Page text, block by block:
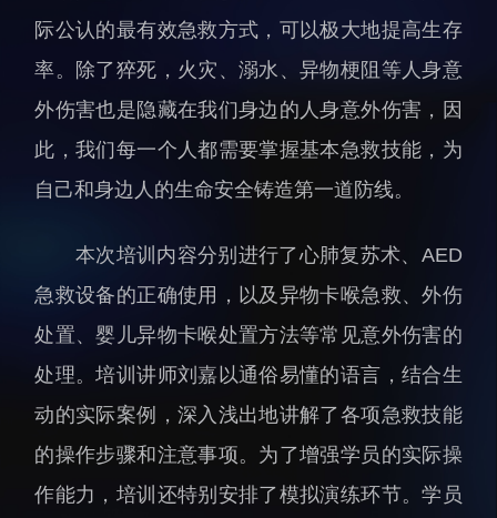
人才概况
人才介绍
人才招聘
人才动态
博士后
综合处
科研管理处
创新融合处
人力资源处
财务资产处
教育处
党群工作处
监督审计处
支撑平台处
产业发展中心
际公认的最有效急救方式，可以极大地提高生存
率。除了猝死，火灾、溺水、异物梗阻等人身意
外伤害也是隐藏在我们身边的人身意外伤害，因
此，我们每一个人都需要掌握基本急救技能，为
自己和身边人的生命安全铸造第一道防线。
本次培训内容分别进行了心肺复苏术、AED
急救设备的正确使用，以及异物卡喉急救、外伤
处置、婴儿异物卡喉处置方法等常见意外伤害的
处理。培训讲师刘嘉以通俗易懂的语言，结合生
动的实际案例，深入浅出地讲解了各项急救技能
的操作步骤和注意事项。为了增强学员的实际操
作能力，培训还特别安排了模拟演练环节。学员